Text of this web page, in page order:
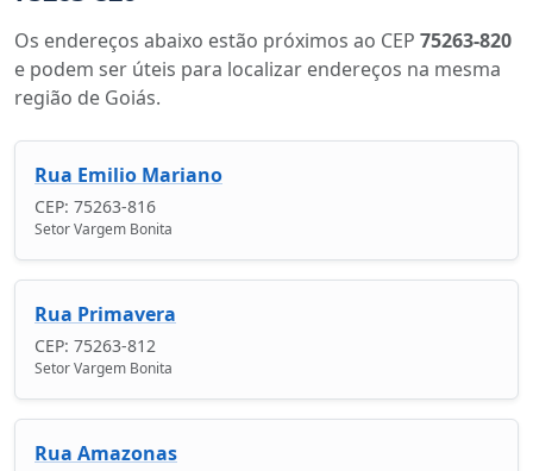
Os endereços abaixo estão próximos ao CEP 75263-820
e podem ser úteis para localizar endereços na mesma
região de Goiás.
Rua Emilio Mariano
CEP: 75263-816
Setor Vargem Bonita
Rua Primavera
CEP: 75263-812
Setor Vargem Bonita
Rua Amazonas